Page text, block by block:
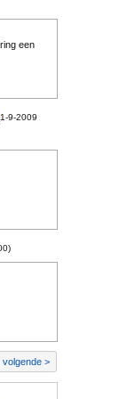
een
9-2009
volgende